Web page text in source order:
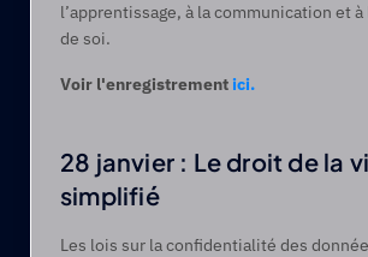
l’apprentissage, à la communication et à
de soi.
Voir l'enregistrement ici.
28 janvier : Le droit de la
simplifié
Les lois sur la confidentialité des